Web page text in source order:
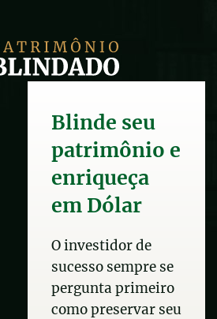
Blinde seu
patrimônio e
enriqueça
em Dólar
O investidor de
sucesso sempre se
pergunta primeiro
como preservar seu